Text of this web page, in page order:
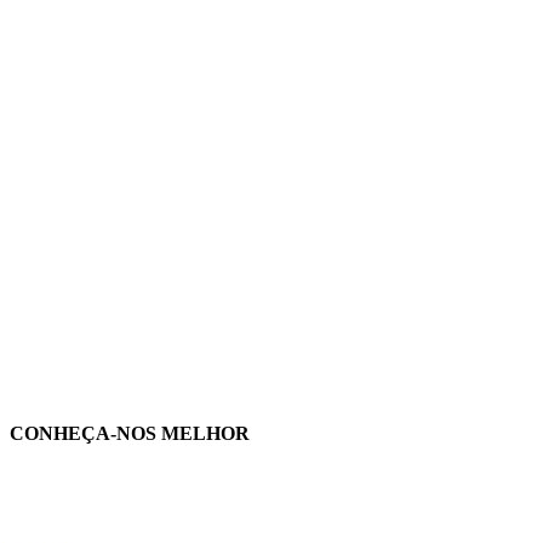
CONHEÇA-NOS MELHOR